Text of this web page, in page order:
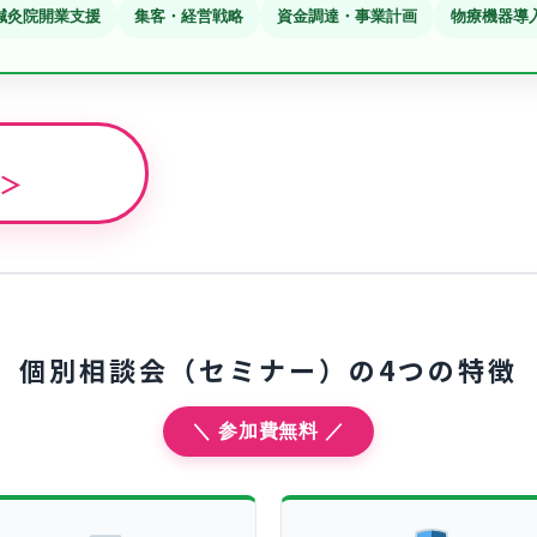
灸院開業支援 集客・経営戦略 資金調達・事業計画 物療機器導
個別相談会（セミナー）の4つの特徴
＼ 参加費無料 ／